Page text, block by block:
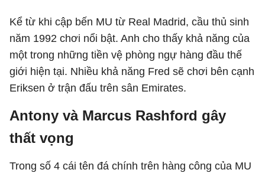
Kể từ khi cập bến MU từ Real Madrid, cầu thủ sinh
năm 1992 chơi nổi bật. Anh cho thấy khả năng của
một trong những tiền vệ phòng ngự hàng đầu thế
giới hiện tại. Nhiều khả năng Fred sẽ chơi bên cạnh
Eriksen ở trận đấu trên sân Emirates.
Antony và Marcus Rashford gây
thất vọng
Trong số 4 cái tên đá chính trên hàng công của MU